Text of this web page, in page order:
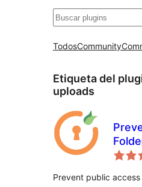
Buscar
TodosCommunity
Etiqueta del
uploads
Prevent public